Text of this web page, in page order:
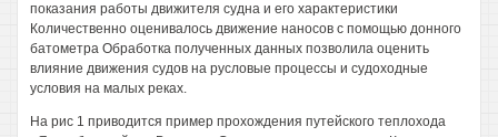
показания работы движителя судна и его характеристики
Количественно оценивалось движение наносов с помощью донного
батометра Обработка полученных данных позволила оценить
влияние движения судов на русловые процессы и судоходные
условия на малых реках.
На рис 1 приводится пример прохождения путейского теплохода